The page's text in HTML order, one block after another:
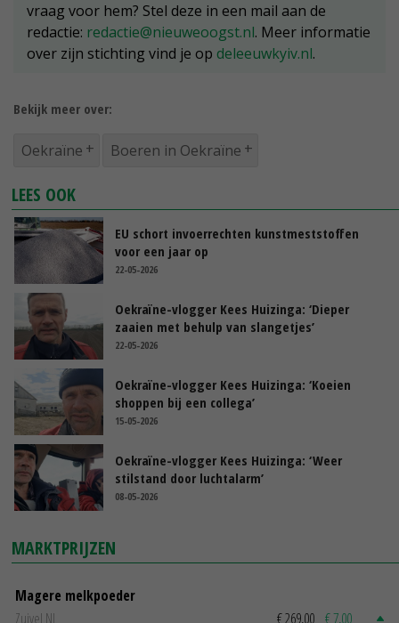
vraag voor hem? Stel deze in een mail aan de
redactie: redactie@nieuweoogst.nl. Meer informatie
over zijn stichting vind je op deleeuwkyiv.nl.
Bekijk meer over:
Oekraïne Boeren in Oekraïne
LEES OOK
EU schort invoerrechten kunstmeststoffen
voor een jaar op
22-05-2026
Oekraïne-vlogger Kees Huizinga: ‘Dieper
zaaien met behulp van slangetjes’
22-05-2026
Oekraïne-vlogger Kees Huizinga: ‘Koeien
shoppen bij een collega’
15-05-2026
Oekraïne-vlogger Kees Huizinga: ‘Weer
stilstand door luchtalarm’
08-05-2026
MARKTPRIJZEN
Magere melkpoeder
Zuivel NL
€ 269,00 € 7,00